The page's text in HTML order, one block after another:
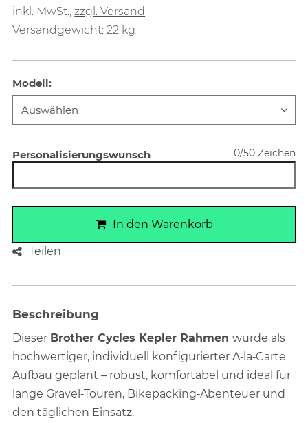
inkl. MwSt.,zzgl. Versand
Versandgewicht: 22 kg
Modell:
Personalisierungswunsch 0/50 Zeichen
In den Warenkorb
Teilen
Beschreibung
Dieser Brother Cycles Kepler Rahmenwurde als
hochwertiger, individuell konfigurierter A‑la‑Carte
Aufbau geplant – robust, komfortabel und ideal für
lange Gravel‑Touren, Bikepacking‑Abenteuer und
den täglichen Einsatz.